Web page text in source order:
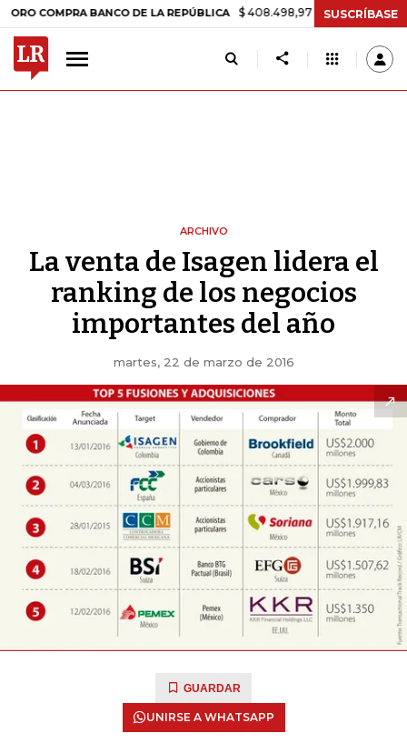
BANCO DE LA REPÚBLICA $ 408.498,97 +$ 8.753,81 +2,19%
SUSCRÍBASE
ARCHIVO
La venta de Isagen lidera el
ranking de los negocios
importantes del año
martes, 22 de marzo de 2016
GUARDAR
UNIRSE A WHATSAPP